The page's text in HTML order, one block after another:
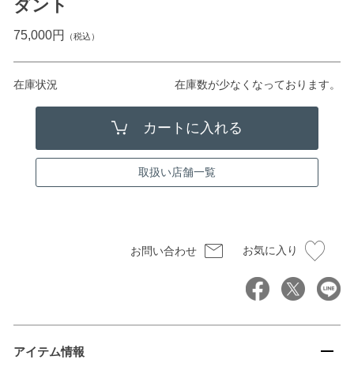
ダント
75,000円 （税込）
在庫状況 在庫数が少なくなっております。
取扱い店舗一覧
お問い合わせ お気に入り
アイテム情報